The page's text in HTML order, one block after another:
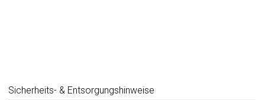
Sicherheits- & Entsorgungshinweise